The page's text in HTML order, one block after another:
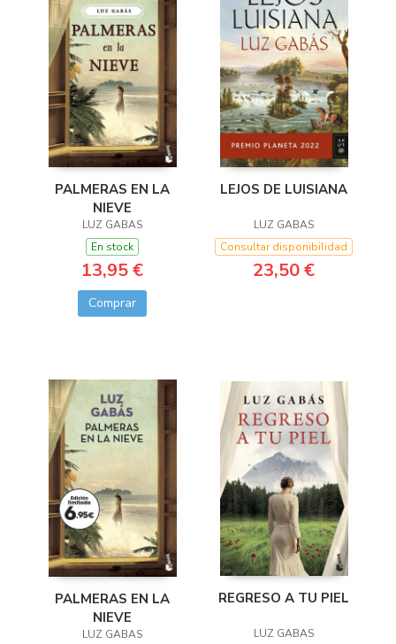
PALMERAS EN LA
NIEVE
LUZ GABAS
En stock
13,95 €
Comprar
LEJOS DE LUISIANA
LUZ GABAS
Consultar disponibilidad
23,50 €
PALMERAS EN LA
NIEVE
LUZ GABAS
REGRESO A TU PIEL
LUZ GABAS